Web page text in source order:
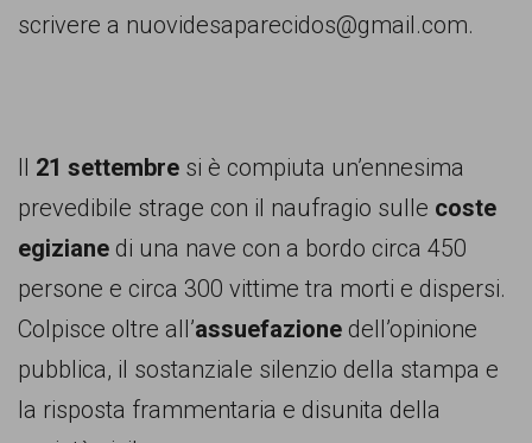
associazioni
movimenti
che
battono
per
scrivere a nuovidesaparecidos@gmail.com.
Il 21 settembre si è compiuta un’ennesima
prevedibile strage con il naufragio sulle coste
egiziane di una nave con a bordo circa 450
persone e circa 300 vittime tra morti e dispersi.
Colpisce oltre all’assuefazione dell’opinione
pubblica, il sostanziale silenzio della stampa e
la risposta frammentaria e disunita della